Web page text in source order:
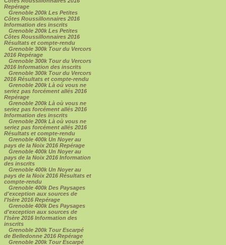
Repérage
Grenoble 200k Les Petites
Côtes Roussillonnaires 2016
Information des inscrits
Grenoble 200k Les Petites
Côtes Roussillonnaires 2016
Résultats et compte-rendu
Grenoble 300k Tour du Vercors
2016 Repérage
Grenoble 300k Tour du Vercors
2016 Information des inscrits
Grenoble 300k Tour du Vercors
2016 Résultats et compte-rendu
Grenoble 200k Là où vous ne
seriez pas forcément allés 2016
Repérage
Grenoble 200k Là où vous ne
seriez pas forcément allés 2016
Information des inscrits
Grenoble 200k Là où vous ne
seriez pas forcément allés 2016
Résultats et compte-rendu
Grenoble 400k Un Noyer au
pays de la Noix 2016 Repérage
Grenoble 400k Un Noyer au
pays de la Noix 2016 Information
des inscrits
Grenoble 400k Un Noyer au
pays de la Noix 2016 Résultats et
compte-rendu
Grenoble 400k Des Paysages
d'exception aux sources de
l'Isère 2016 Repérage
Grenoble 400k Des Paysages
d'exception aux sources de
l'Isère 2016 Information des
inscrits
Grenoble 200k Tour Escarpé
de Belledonne 2016 Repérage
Grenoble 200k Tour Escarpé